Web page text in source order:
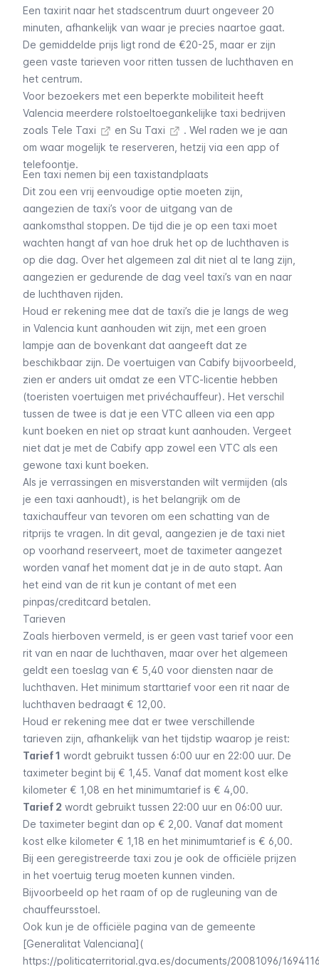
Een taxirit naar het stadscentrum duurt ongeveer 20
minuten, afhankelijk van waar je precies naartoe gaat.
De gemiddelde prijs ligt rond de €20-25, maar er zijn
geen vaste tarieven voor ritten tussen de luchthaven en
het centrum.
Voor bezoekers met een beperkte mobiliteit heeft
Valencia meerdere rolstoeltoegankelijke taxi bedrijven
zoals Tele Taxi en Su Taxi
. Wel raden we je aan
om waar mogelijk te reserveren, hetzij via een app of
telefoontje.
Een taxi nemen bij een taxistandplaats
Dit zou een vrij eenvoudige optie moeten zijn,
aangezien de taxi’s voor de uitgang van de
aankomsthal stoppen. De tijd die je op een taxi moet
wachten hangt af van hoe druk het op de luchthaven is
op die dag. Over het algemeen zal dit niet al te lang zijn,
aangezien er gedurende de dag veel taxi’s van en naar
de luchthaven rijden.
Houd er rekening mee dat de taxi’s die je langs de weg
in Valencia kunt aanhouden wit zijn, met een groen
lampje aan de bovenkant dat aangeeft dat ze
beschikbaar zijn. De voertuigen van Cabify bijvoorbeeld,
zien er anders uit omdat ze een VTC-licentie hebben
(toeristen voertuigen met privéchauffeur). Het verschil
tussen de twee is dat je een VTC alleen via een app
kunt boeken en niet op straat kunt aanhouden. Vergeet
niet dat je met de Cabify app zowel een VTC als een
gewone taxi kunt boeken.
Als je verrassingen en misverstanden wilt vermijden (als
je een taxi aanhoudt), is het belangrijk om de
taxichauffeur van tevoren om een schatting van de
ritprijs te vragen. In dit geval, aangezien je de taxi niet
op voorhand reserveert, moet de taximeter aangezet
worden vanaf het moment dat je in de auto stapt. Aan
het eind van de rit kun je contant of met een
pinpas/creditcard betalen.
Tarieven
Zoals hierboven vermeld, is er geen vast tarief voor een
rit van en naar de luchthaven, maar over het algemeen
geldt een toeslag van € 5,40 voor diensten naar de
luchthaven. Het minimum starttarief voor een rit naar de
luchthaven bedraagt € 12,00.
Houd er rekening mee dat er twee verschillende
tarieven zijn, afhankelijk van het tijdstip waarop je reist:
Tarief 1 wordt gebruikt tussen 6:00 uur en 22:00 uur. De
taximeter begint bij € 1,45. Vanaf dat moment kost elke
kilometer € 1,08 en het minimumtarief is € 4,00.
Tarief 2 wordt gebruikt tussen 22:00 uur en 06:00 uur.
De taximeter begint dan op € 2,00. Vanaf dat moment
kost elke kilometer € 1,18 en het minimumtarief is € 6,00.
Bij een geregistreerde taxi zou je ook de officiële prijzen
in het voertuig terug moeten kunnen vinden.
Bijvoorbeeld op het raam of op de rugleuning van de
chauffeursstoel.
Ook kun je de officiële pagina van de gemeente
[Generalitat Valenciana](
https://politicaterritorial.gva.es/documents/20081096/